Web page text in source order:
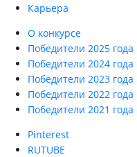
Карьера
О конкурсе
Победители 2025 года
Победители 2024 года
Победители 2023 года
Победители 2022 года
Победители 2021 года
Pinterest
RUTUBE